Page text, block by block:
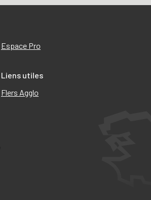
Espace Pro
Liens utiles
Flers Agglo